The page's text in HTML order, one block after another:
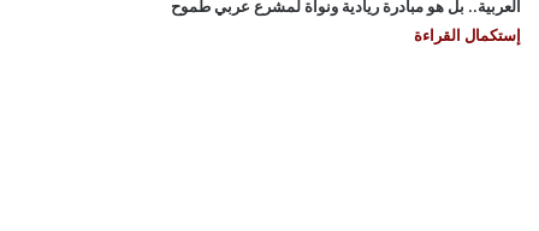
العربية.. بل هو مبادرة ريادية ونواة لمشرع عربي طموح
إستكمال القراءة